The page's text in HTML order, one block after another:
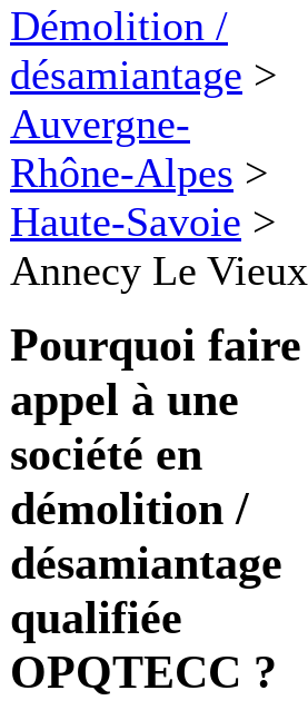
Démolition /
désamiantage >
Auvergne-
Rhône-Alpes >
Haute-Savoie >
Annecy Le Vieux
Pourquoi faire
appel à une
société en
démolition /
désamiantage
qualifiée
OPQTECC ?